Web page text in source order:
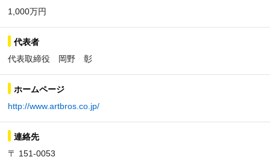
1,000万円
代表者
代表取締役 岡野 彰
ホームページ
http://www.artbros.co.jp/
連絡先
〒 151-0053